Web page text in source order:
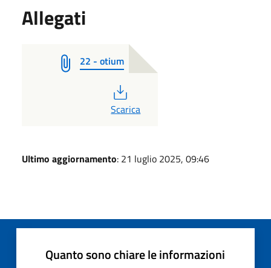
Allegati
22 - otium
PDF
Scarica
Ultimo aggiornamento: 21 luglio 2025, 09:46
Quanto sono chiare le informazioni